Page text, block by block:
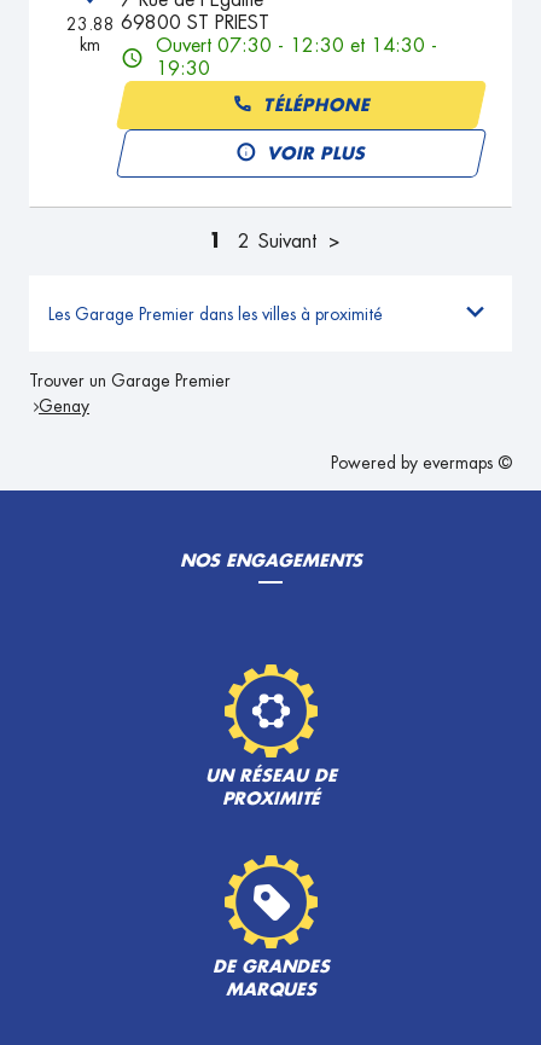
23.88
km
69800 ST PRIEST
Ouvert 07:30 - 12:30 et 14:30 -
19:30
TÉLÉPHONE
VOIR PLUS
1 2 Suivant
Les Garage Premier dans les villes à proximité
Trouver un Garage Premier
Genay
Powered by evermaps ©
NOS ENGAGEMENTS
UN RÉSEAU DE
PROXIMITÉ
DE GRANDES
MARQUES